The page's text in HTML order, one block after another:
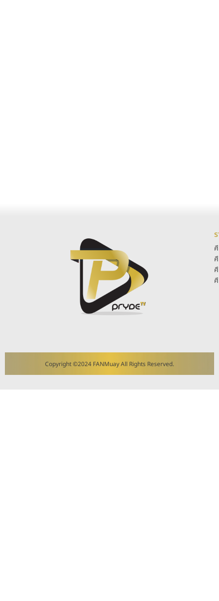
Copyright ©2024 FANMuay All Rights Reserved.